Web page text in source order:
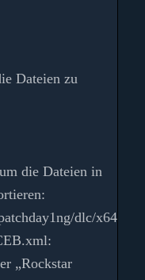
Dateien zu
die Dateien in
dlc/x64/
„Rockstar